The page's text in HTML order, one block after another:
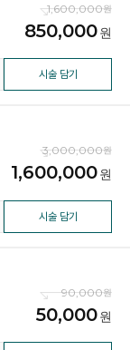
1,600,000
850,000
시술 담기
3,000,000
1,600,000
시술 담기
90,000
50,000